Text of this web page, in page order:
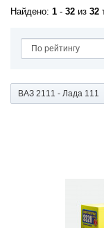
Найдено: 1 - 32 из 32
ВАЗ 2111 - Лада 111